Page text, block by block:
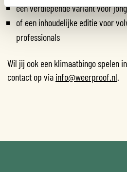
een verdiepende variant voor
of een inhoudelijke editie voor
professionals
Wil jij ook een klimaatbingo spelen
contact op via info@weerproof.nl.